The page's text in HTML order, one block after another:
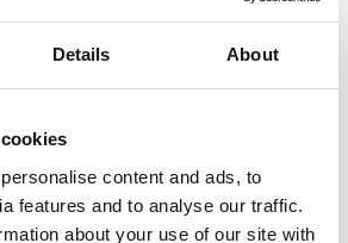
Details About
content and ads, to
features and to analyse our traffic.
about your use of our site with
Baderom med dusj,
og vaskemaskin
Baderom med dusj og